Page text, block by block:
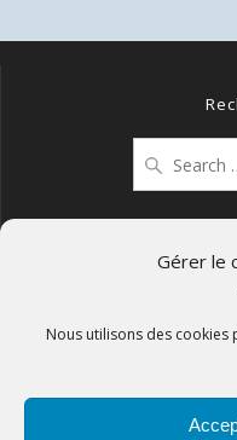
Gérer le
Nous utilisons des
for:
Politique
Politique